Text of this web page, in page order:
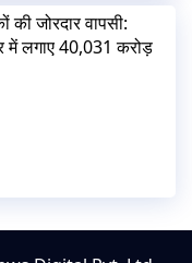
की जोरदार वापसी:
में लगाए 40,031 करोड़